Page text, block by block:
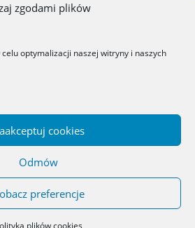
zgodami plików
optymalizacji naszej witryny i naszych
cookies
Odmów
preferencje
plików cookies
o książkach dla dzieci i młodzieży –
. All rights reserved.
ThemeGrill. Powered by